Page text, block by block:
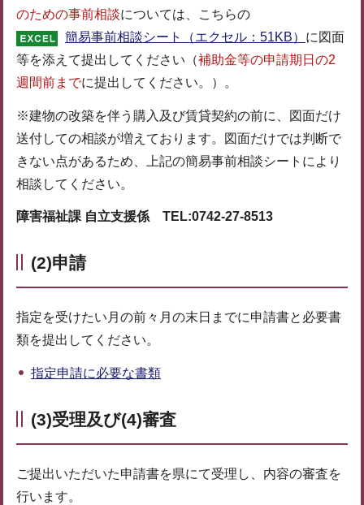
のための事前相談については、こちらの
簡易事前相談シート（エクセル：51KB） に図面
等を添えて提出してください（補助金等の申請期日の2
週間前までに提出してください。）。
※建物の改築を伴う購入及び賃貸契約の前に、図面だけ
送付しての相談が増えております。図面だけでは判断で
きない点があるため、上記の簡易事前相談シートにより
相談してください。
障害福祉課 自立支援係 TEL:0742-27-8513
(2)申請
指定を受けたい月の前々月の末日までに申請書と必要書
類を提出してください。
指定申請に必要な書類
(3)受理及び(4)審査
ご提出いただいた申請書を県にて受理し、内容の審査を
行います。